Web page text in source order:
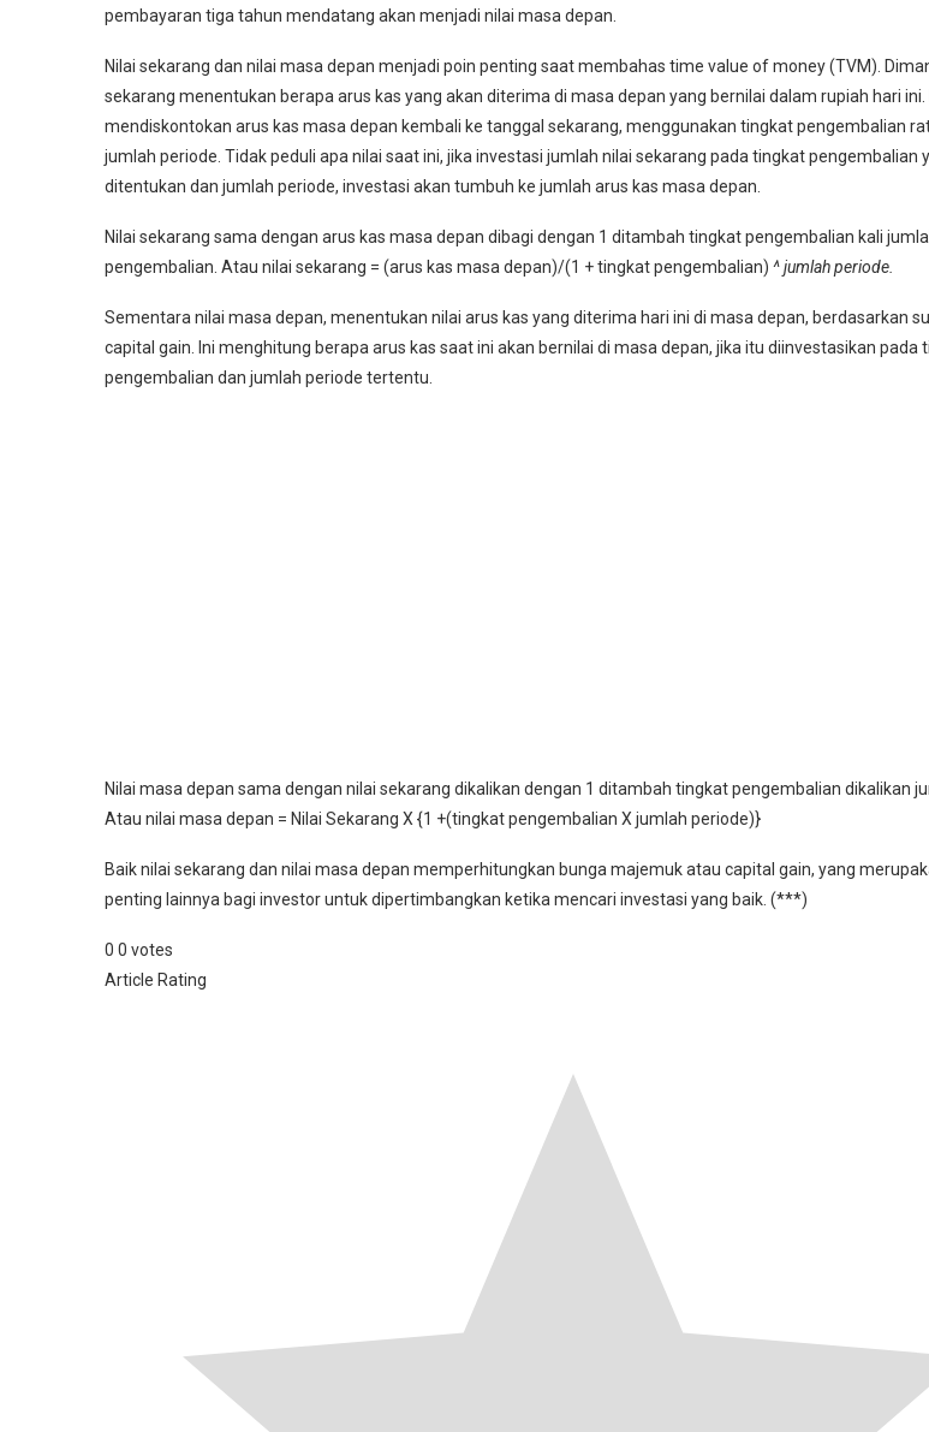
pembayaran tiga tahun mendatang akan menjadi nilai masa depan.
Nilai sekarang dan nilai masa depan menjadi poin penting saat membahas time value of money (TVM).
sekarang menentukan berapa arus kas yang akan diterima di masa depan yang bernilai dalam rupiah hari ini.
mendiskontokan arus kas masa depan kembali ke tanggal sekarang, menggunakan tingkat pengembalian
jumlah periode. Tidak peduli apa nilai saat ini, jika investasi jumlah nilai sekarang pada tingkat pengembalian
ditentukan dan jumlah periode, investasi akan tumbuh ke jumlah arus kas masa depan.
Nilai sekarang sama dengan arus kas masa depan dibagi dengan 1 ditambah tingkat pengembalian kali
pengembalian. Atau nilai sekarang = (arus kas masa depan)/(1 + tingkat pengembalian) ^ jumlah periode.
Sementara nilai masa depan, menentukan nilai arus kas yang diterima hari ini di masa depan, berdasarkan
capital gain. Ini menghitung berapa arus kas saat ini akan bernilai di masa depan, jika itu diinvestasikan pada
pengembalian dan jumlah periode tertentu.
Nilai masa depan sama dengan nilai sekarang dikalikan dengan 1 ditambah tingkat pengembalian dikalikan
Atau nilai masa depan = Nilai Sekarang X {1 +(tingkat pengembalian X jumlah periode)}
Baik nilai sekarang dan nilai masa depan memperhitungkan bunga majemuk atau capital gain, yang
penting lainnya bagi investor untuk dipertimbangkan ketika mencari investasi yang baik. (***)
0 0 votes
Article Rating